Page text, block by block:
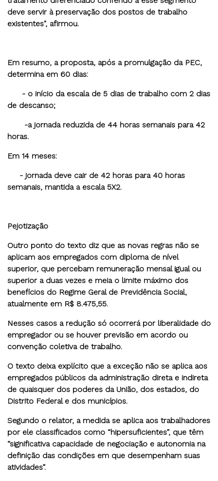
deve servir à preservação dos postos de trabalho
existentes", afirmou.
Em resumo, a proposta, após a promulgação da PEC,
determina em 60 dias:
- o início da escala de 5 dias de trabalho com 2 dias
de descanso;
-a jornada reduzida de 44 horas semanais para 42
horas.
Em 14 meses:
- jornada deve cair de 42 horas para 40 horas
semanais, mantida a escala 5X2.
Pejotização
Outro ponto do texto diz que as novas regras não se
aplicam aos empregados com diploma de nível
superior, que percebam remuneração mensal igual ou
superior a duas vezes e meia o limite máximo dos
benefícios do Regime Geral de Previdência Social,
atualmente em R$ 8.475,55.
Nesses casos a redução só ocorrerá por liberalidade do
empregador ou se houver previsão em acordo ou
convenção coletiva de trabalho.
O texto deixa explícito que a exceção não se aplica aos
empregados públicos da administração direta e indireta
de quaisquer dos poderes da União, dos estados, do
Distrito Federal e dos municípios.
Segundo o relator, a medida se aplica aos trabalhadores
por ele classificados como “hipersuficientes”, que têm
“significativa capacidade de negociação e autonomia na
definição das condições em que desempenham suas
atividades”.